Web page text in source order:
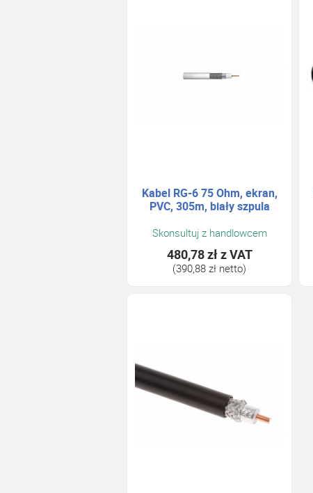
Kabel RG-6 75 Ohm, ekran,
PVC, 305m, biały szpula
Skonsultuj z handlowcem
480,78 złz VAT
(390,88 zł netto)